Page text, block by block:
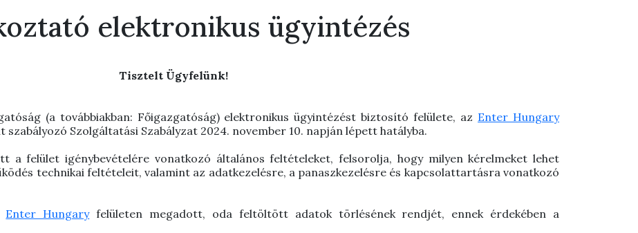
elektronikus ügyintézés
Tisztelt Ügyfelünk!
(a továbbiakban: Főigazgatóság) elektronikus ügyintézést biztosító felülete, az Enter Hungary
Szolgáltatási Szabályzat 2024. november 10. napján lépett hatályba.
a felület igénybevételére vonatkozó általános feltételeket, felsorolja, hogy milyen kérelmeket lehet
technikai feltételeit, valamint az adatkezelésre, a panaszkezelésre és kapcsolattartásra vonatkozó
Enter Hungaryfelületen megadott, oda feltöltött adatok törlésének rendjét, ennek érdekében a